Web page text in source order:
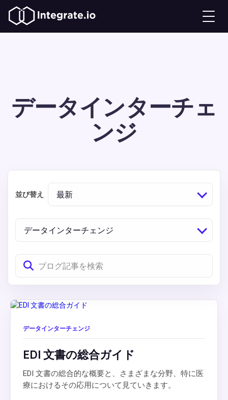
データインターチェ
ンジ
データインターチェンジ
並び替え 最新
データインターチェンジ
EDI 文書の総合ガイド
EDI 文書の総合的な概要と、さまざまな分野、特に医
療におけるその応用について見ていきます。